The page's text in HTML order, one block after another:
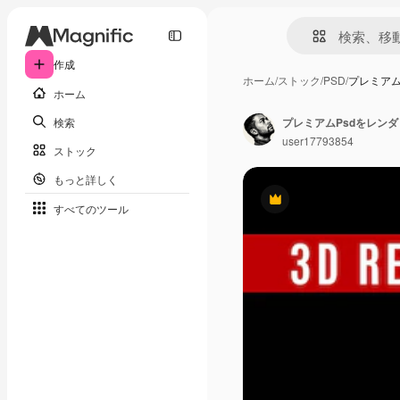
作成
ホーム
検索
ストック
もっと詳しく
すべてのツール
ホーム/ストック/PSD/プレミア
Premium
プレミアムPsdをレン
user17793854